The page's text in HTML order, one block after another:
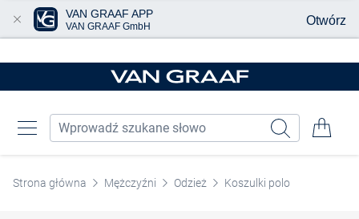
Strona główna Mężczyźni Odzież Koszulki polo
VAN GRAAF APP
VAN GRAAF GmbH Otwórz